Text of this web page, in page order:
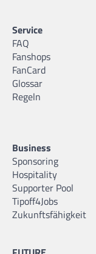
Service
FAQ
Fanshops
FanCard
Glossar
Regeln
Business
Sponsoring
Hospitality
Supporter Pool
Tipoff4Jobs
Zukunftsfähigkeit